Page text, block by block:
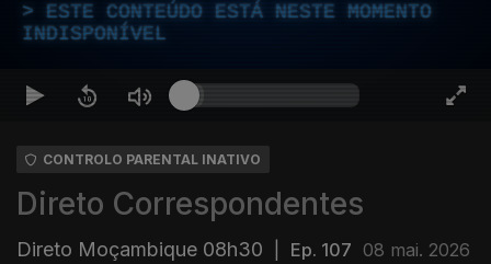
ESTE CONTEÚDO ESTÁ NESTE MOMENTO
INDISPONÍVEL
CONTROLO PARENTAL INATIVO
Direto Correspondentes
Direto Moçambique 08h30 Ep. 107 08 mai. 2026